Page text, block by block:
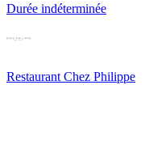
Durée indéterminée
Restaurant Chez Philippe